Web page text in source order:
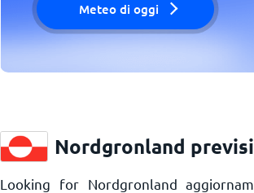
Meteo di oggi
Nordgronland
Looking for Nordgronland